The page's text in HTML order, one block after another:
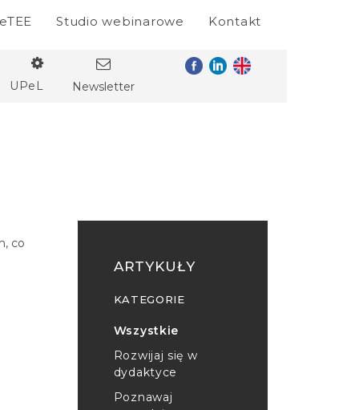
eTEE Studio webinarowe Kontakt
UPeL Newsletter
co
ARTYKUŁY
KATEGORIE
Wszystkie
Rozwijaj się w
dydaktyce
Poznawaj